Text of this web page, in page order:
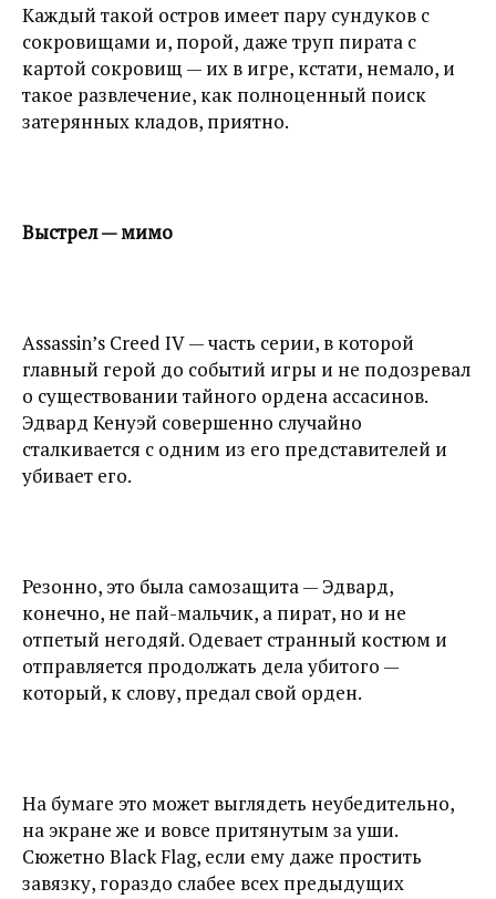
Каждый такой остров имеет пару сундуков с
сокровищами и, порой, даже труп пирата с
картой сокровищ — их в игре, кстати, немало, и
такое развлечение, как полноценный поиск
затерянных кладов, приятно.
Выстрел — мимо
Assassin’s Creed IV — часть серии, в которой
главный герой до событий игры и не подозревал
о существовании тайного ордена ассасинов.
Эдвард Кенуэй совершенно случайно
сталкивается с одним из его представителей и
убивает его.
Резонно, это была самозащита — Эдвард,
конечно, не пай-мальчик, а пират, но и не
отпетый негодяй. Одевает странный костюм и
отправляется продолжать дела убитого —
который, к слову, предал свой орден.
На бумаге это может выглядеть неубедительно,
на экране же и вовсе притянутым за уши.
Сюжетно Black Flag, если ему даже простить
завязку, гораздо слабее всех предыдущих